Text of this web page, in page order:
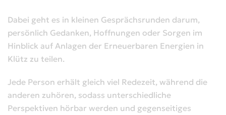
Dabei geht es in kleinen Gesprächsrunden darum,
persönlich Gedanken, Hoffnungen oder Sorgen im
Hinblick auf Anlagen der Erneuerbaren Energien in
Klütz zu teilen.
Jede Person erhält gleich viel Redezeit, während die
anderen zuhören, sodass unterschiedliche
Perspektiven hörbar werden und gegenseitiges